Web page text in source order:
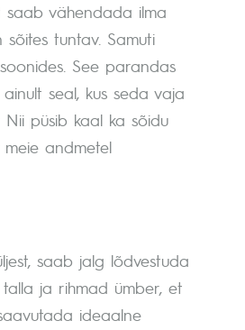
saab vähendada ilma
tuntav. Samuti
See parandas
seal, kus seda vaja
Nii püsib kaal ka sõidu
andmetel
saab jalg lõdvestuda
ja rihmad ümber, et
ideaalne